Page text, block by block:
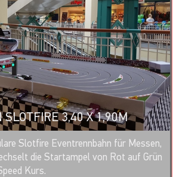
SLOTFIRE 3,40 X 1,90M
MERKEN
Slotfire Eventrennbahn für Messen,
die Startampel von Rot auf Grün
Kurs.